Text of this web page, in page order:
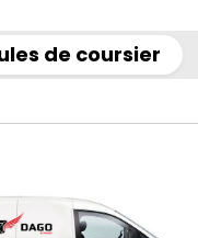
de coursier